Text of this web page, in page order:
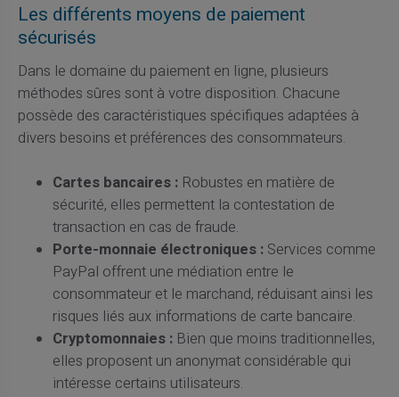
Les différents moyens de paiement
sécurisés
Dans le domaine du paiement en ligne, plusieurs
méthodes sûres sont à votre disposition. Chacune
possède des caractéristiques spécifiques adaptées à
divers besoins et préférences des consommateurs.
Cartes bancaires : Robustes en matière de
sécurité, elles permettent la contestation de
transaction en cas de fraude.
Porte-monnaie électroniques : Services comme
PayPal offrent une médiation entre le
consommateur et le marchand, réduisant ainsi les
risques liés aux informations de carte bancaire.
Cryptomonnaies : Bien que moins traditionnelles,
elles proposent un anonymat considérable qui
intéresse certains utilisateurs.